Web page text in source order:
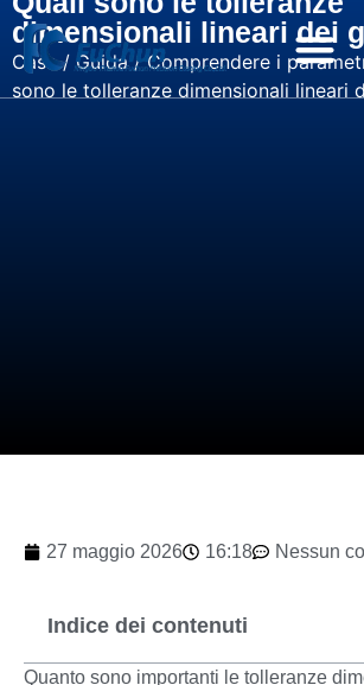
dimensionali lineari dei
Casa/Guida/ Comprendere i
sono le tolleranze dimensionali lineari
27 maggio 2026 16:18 Nessun
Indice dei contenuti
Quanto sono importanti le tolleranze